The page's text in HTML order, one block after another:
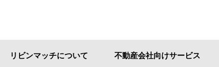
リビンマッチについて 不動産会社向けサービス